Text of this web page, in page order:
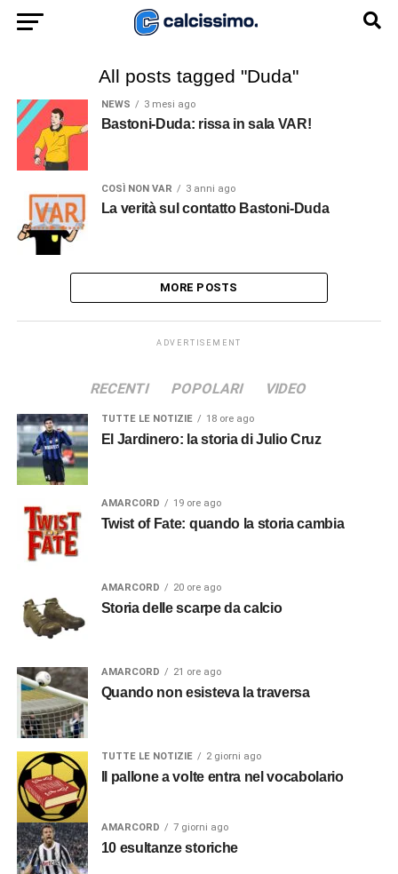
All posts tagged "Duda"
NEWS 3 mesi ago
Bastoni-Duda: rissa in sala VAR!
COSÌ NON VAR 3 anni ago
La verità sul contatto Bastoni-Duda
MORE POSTS
ADVERTISEMENT
RECENTI POPOLARI VIDEO
TUTTE LE NOTIZIE 18 ore ago
El Jardinero: la storia di Julio Cruz
AMARCORD 19 ore ago
Twist of Fate: quando la storia cambia
AMARCORD 20 ore ago
Storia delle scarpe da calcio
AMARCORD 21 ore ago
Quando non esisteva la traversa
TUTTE LE NOTIZIE 2 giorni ago
Il pallone a volte entra nel vocabolario
AMARCORD 7 giorni ago
10 esultanze storiche